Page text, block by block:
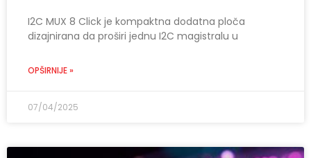
I2C MUX 8 Click je kompaktna dodatna ploča
dizajnirana da proširi jednu I2C magistralu u
OPŠIRNIJE »
07/04/2025